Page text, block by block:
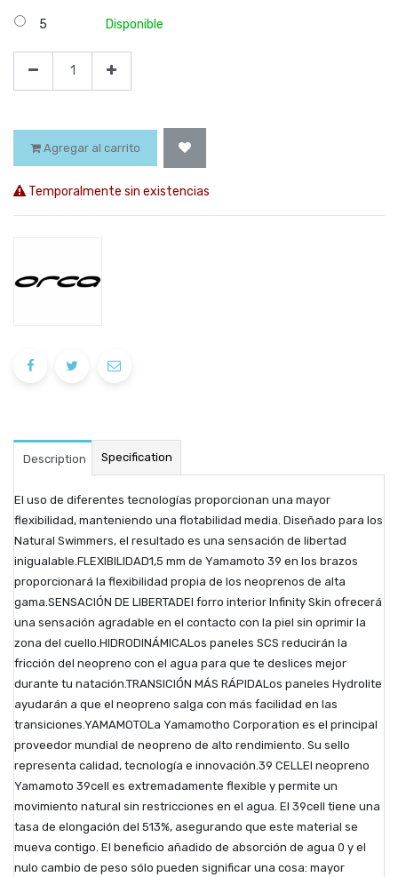
5
Disponible
Agregar al carrito
Temporalmente sin existencias
Description Specification
El uso de diferentes tecnologías proporcionan una mayor
flexibilidad, manteniendo una flotabilidad media. Diseñado para los
Natural Swimmers, el resultado es una sensación de libertad
inigualable.FLEXIBILIDAD1,5 mm de Yamamoto 39 en los brazos
proporcionará la flexibilidad propia de los neoprenos de alta
gama.SENSACIÓN DE LIBERTADEl forro interior Infinity Skin ofrecerá
una sensación agradable en el contacto con la piel sin oprimir la
zona del cuello.HIDRODINÁMICALos paneles SCS reducirán la
fricción del neopreno con el agua para que te deslices mejor
durante tu natación.TRANSICIÓN MÁS RÁPIDALos paneles Hydrolite
ayudarán a que el neopreno salga con más facilidad en las
transiciones.YAMAMOTOLa Yamamotho Corporation es el principal
proveedor mundial de neopreno de alto rendimiento. Su sello
representa calidad, tecnología e innovación.39 CELLEl neopreno
Yamamoto 39cell es extremadamente flexible y permite un
movimiento natural sin restricciones en el agua. El 39cell tiene una
tasa de elongación del 513%, asegurando que este material se
mueva contigo. El beneficio añadido de absorción de agua 0 y el
nulo cambio de peso sólo pueden significar una cosa: mayor